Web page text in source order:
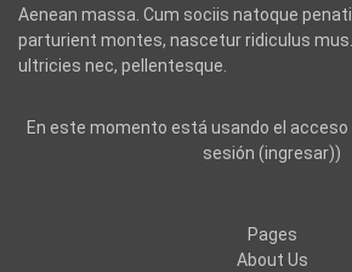
Aenean massa. Cum sociis natoque
parturient montes, nascetur ridiculus
ultricies nec, pellentesque.
En este momento está usando el acceso
sesión (ingresar))
Pages
About Us